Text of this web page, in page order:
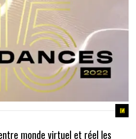
monde virtuel et réel les